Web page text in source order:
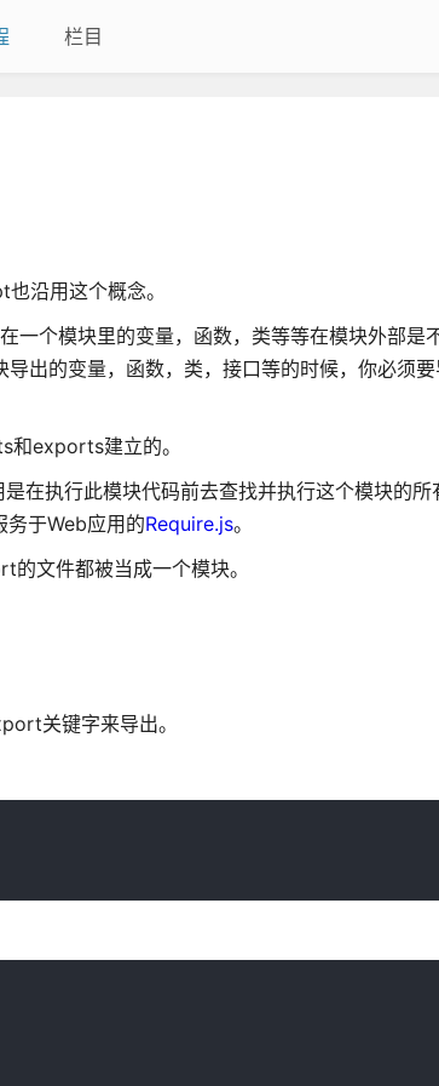
栏目
沿用这个概念。
一个模块里的变量，函数，类等等在模块外部是
出的变量，函数，类，接口等的时候，你必须要
和exports建立的。
在执行此模块代码前去查找并执行这个模块的所
务于Web应用的Require.js。
文件都被当成一个模块。
关键字来导出。